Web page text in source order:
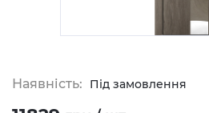
Наявність: Під замовлення